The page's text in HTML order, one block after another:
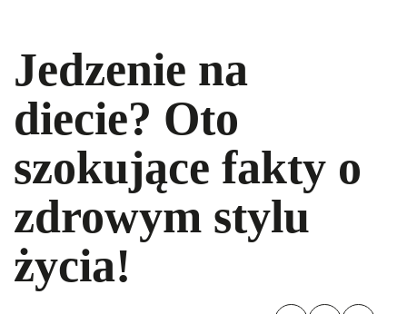
Jedzenie na
diecie? Oto
szokujące fakty o
zdrowym stylu
życia!